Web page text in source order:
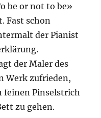
be or not to be»
Fast schon
der Pianist
der Maler des
Werk zufrieden,
feinen Pinselstrich
zu gehen.